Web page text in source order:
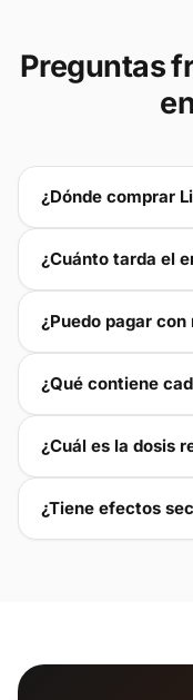
Preguntas
¿Dónde comprar
¿Cuánto tarda el
¿Puedo pagar
¿Qué contiene
¿Cuál es la dosis
¿Tiene efectos